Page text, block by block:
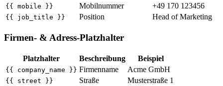
{{ mobile }} Mobilnummer +49 170 123456
{{ job_title }} Position Head of Marketing
Firmen- & Adress-Platzhalter
Platzhalter Beschreibung Beispiel
{{ company_name }} Firmenname Acme GmbH
{{ street }} Straße Musterstraße 1